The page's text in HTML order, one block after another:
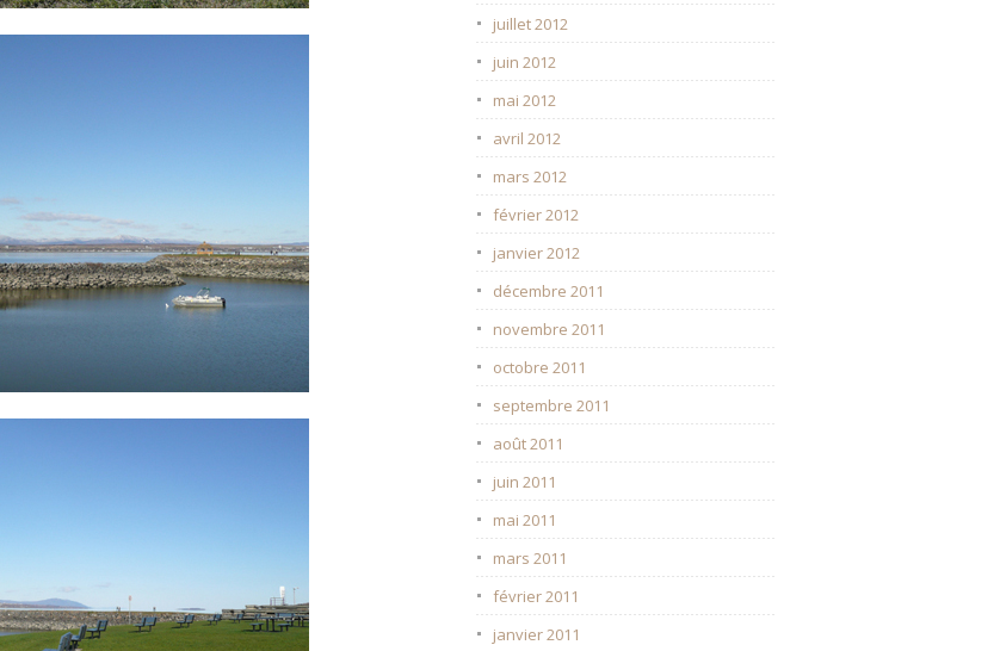
juillet 2012
juin 2012
mai 2012
avril 2012
mars 2012
février 2012
janvier 2012
décembre 2011
novembre 2011
octobre 2011
septembre 2011
août 2011
juin 2011
mai 2011
mars 2011
février 2011
janvier 2011